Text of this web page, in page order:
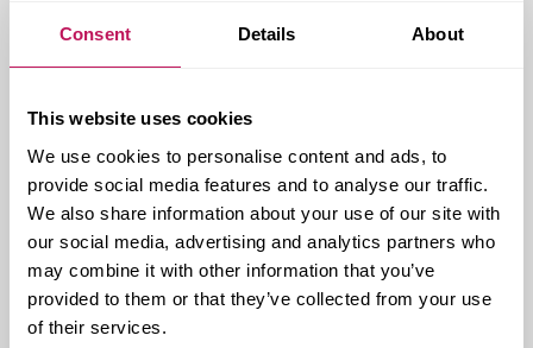
Consent Details About
This website uses cookies
We use cookies to personalise content and ads, to
provide social media features and to analyse our traffic.
We also share information about your use of our site with
our social media, advertising and analytics partners who
may combine it with other information that you’ve
provided to them or that they’ve collected from your use
of their services.
omsorgsutbildade personer
år framåt i tiden så är det oroväckande. Och det är
Om 20 år kommer det att finnas 76 procent fler
personer som är över 80 år än idag. Även om vi är
friskare idag än tidigare så lever vi längre vilket
innebär attfler personer kommer att behöva vård.
Och om 10 år så har vi nästan 50 procent fler personer
som är mellan 75 och 84 år. Det är då krämporna
kommer och boendet börjar bli riktigt besvärligt om